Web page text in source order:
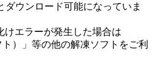
ダウンロード可能になっていま
けエラーが発生した場合は
ト）」等の他の解凍ソフトをご利